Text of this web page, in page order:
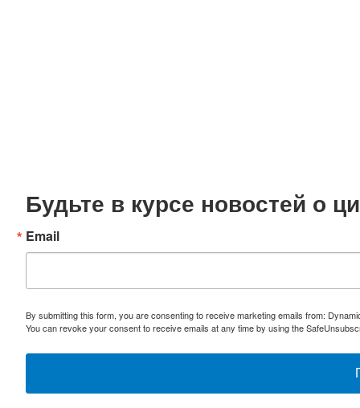
Будьте в курсе новостей о
Email
By submitting this form, you are consenting to receive marketing emails from:
You can revoke your consent to receive emails at any time by using the